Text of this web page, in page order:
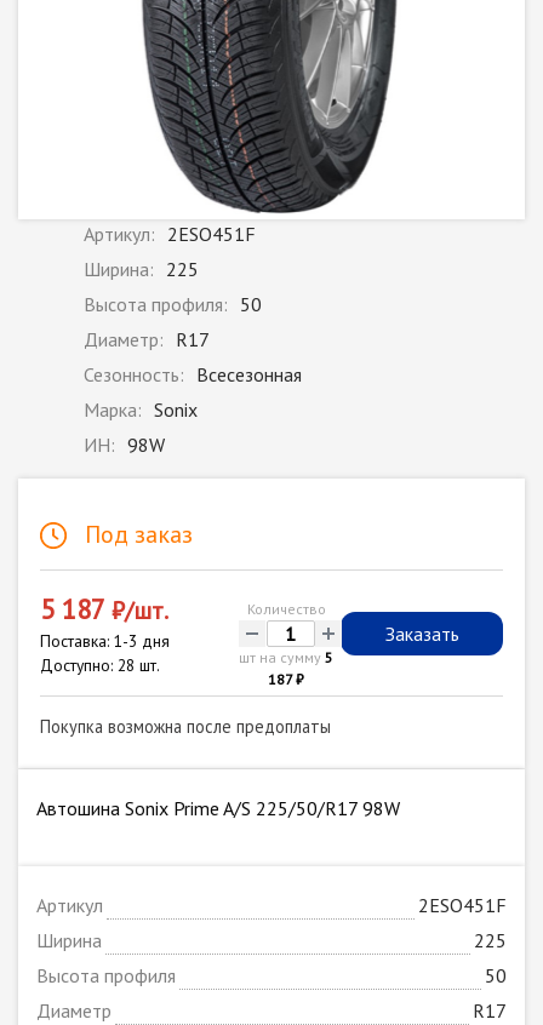
Артикул: 2ESO451F
Ширина: 225
Высота профиля: 50
Диаметр: R17
Сезонность: Всесезонная
Марка: Sonix
ИН: 98W
Под заказ
5 187 ₽/шт.
Поставка: 1-3 дня
Доступно: 28 шт.
Количество
- +
шт на сумму5
187 ₽
Заказать
Покупка возможна после предоплаты
Автошина Sonix Prime A/S 225/50/R17 98W
Артикул
2ESO451F
Ширина
225
Высота профиля
50
Диаметр
R17